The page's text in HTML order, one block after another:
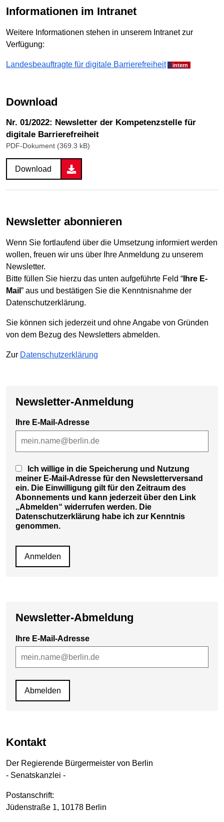
Informationen im Intranet
Weitere Informationen stehen in unserem Intranet zur
Verfügung:
Landesbeauftragte für digitale Barrierefreiheit
Download
Nr. 01/2022: Newsletter der Kompetenzstelle für
digitale Barrierefreiheit
PDF-Dokument (369.3 kB)
Download
Newsletter abonnieren
Wenn Sie fortlaufend über die Umsetzung informiert werden
wollen, freuen wir uns über Ihre Anmeldung zu unserem
Newsletter.
Bitte füllen Sie hierzu das unten aufgeführte Feld “ Ihre E-
Mail ” aus und bestätigen Sie die Kenntnisnahme der
Datenschutzerklärung.
Sie können sich jederzeit und ohne Angabe von Gründen
von dem Bezug des Newsletters abmelden.
Zur Datenschutzerklärung
Newsletter-Anmeldung
Ihre E-Mail-Adresse
Ich willige in die Speicherung und Nutzung
meiner E-Mail-Adresse für den Newsletterversand
ein. Die Einwilligung gilt für den Zeitraum des
Abonnements und kann jederzeit über den Link
„Abmelden“ widerrufen werden. Die
Datenschutzerklärung habe ich zur Kenntnis
genommen.
Newsletter-Abmeldung
Ihre E-Mail-Adresse
Kontakt
Der Regierende Bürgermeister von Berlin
- Senatskanzlei -
Postanschrift:
Jüdenstraße 1, 10178 Berlin